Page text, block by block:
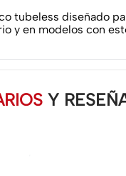
tubeless diseñado
y en modelos con
Y